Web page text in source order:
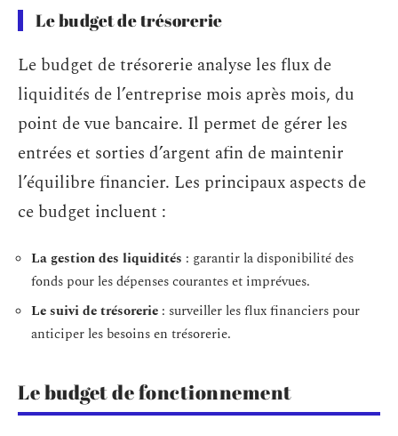
Le budget de trésorerie
Le budget de trésorerie analyse les flux de
liquidités de l’entreprise mois après mois, du
point de vue bancaire. Il permet de gérer les
entrées et sorties d’argent afin de maintenir
l’équilibre financier. Les principaux aspects de
ce budget incluent :
La gestion des liquidités : garantir la disponibilité des
fonds pour les dépenses courantes et imprévues.
Le suivi de trésorerie : surveiller les flux financiers pour
anticiper les besoins en trésorerie.
Le budget de fonctionnement